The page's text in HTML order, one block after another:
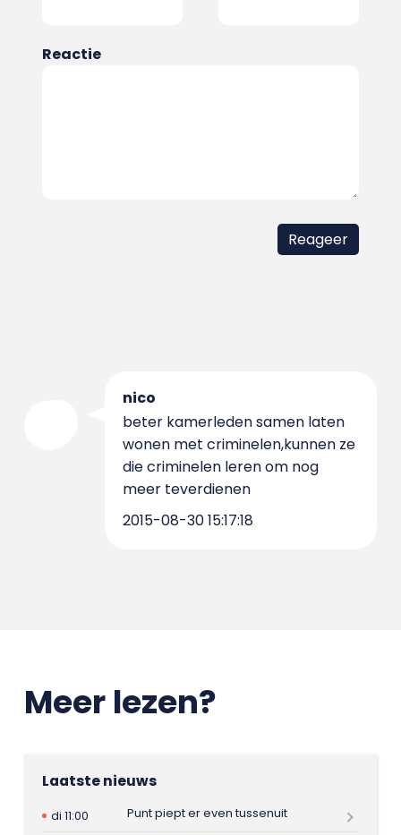
Reactie
nico
beter kamerleden samen laten
wonen met criminelen,kunnen ze
die criminelen leren om nog
meer teverdienen
2015-08-30 15:17:18
Meer lezen?
Laatste nieuws
di 11:00
Punt piept er even tussenuit